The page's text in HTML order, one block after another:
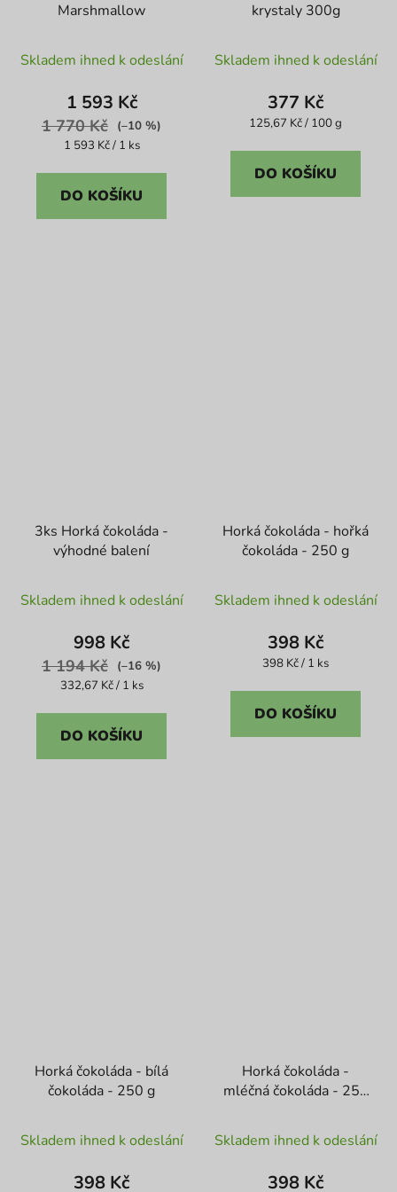
Marshmallow
Skladem ihned k odeslání
1 593 Kč
1 770 Kč
(–10 %)
Měrná
1 593 Kč / 1 ks
DO KOŠÍKU
krystaly 300g
Skladem ihned k odeslání
377 Kč
Měrná
125,67 Kč / 100 g
DO KOŠÍKU
3ks Horká čokoláda -
výhodné balení
Skladem ihned k odeslání
998 Kč
1 194 Kč
(–16 %)
Měrná
332,67 Kč / 1 ks
DO KOŠÍKU
Horká čokoláda - hořká
čokoláda - 250 g
hodnocení
produktu
je
z
Skladem ihned k odeslání
398 Kč
Měrná
398 Kč / 1 ks
DO KOŠÍKU
Horká čokoláda - bílá
čokoláda - 250 g
Skladem ihned k odeslání
398 Kč
Horká čokoláda -
mléčná čokoláda - 250
Skladem ihned k odeslání
398 Kč